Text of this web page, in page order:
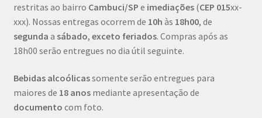
restritas ao bairro Cambuci/SP e imediações(CEP 015xx-
xxx). Nossas entregas ocorrem de 10h às 18h00, de
segunda a sábado, exceto feriados. Compras após as
18h00 serão entregues no dia útil seguinte.
Bebidas alcoólicassomente serão entregues para
maiores de 18 anosmediante apresentação de
documento com foto.